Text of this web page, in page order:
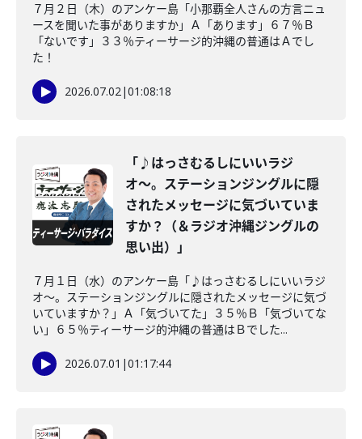
７月２日（木）のアンケー島「小那覇全人さんの方言ニュ
ースを聞いた事がありますか」Ａ「あります」６７％Ｂ
「ないです」３３％ティーサージ的沖縄の普通はＡでし
た！
2026.07.02|01:08:18
「♪はっさむるしにいいラジ
オ〜。ステーションジングルに隠
されたメッセージに気づいていま
すか？（＆ラジオ沖縄ジングルの
思い出）」
７月１日（水）のアンケー島「♪はっさむるしにいいラジ
オ〜。ステーションジングルに隠されたメッセージに気づ
いていますか？」Ａ「気づいてた」３５％Ｂ「気づいてな
い」６５％ティーサージ的沖縄の普通はＢでした...
2026.07.01 |01:17:44